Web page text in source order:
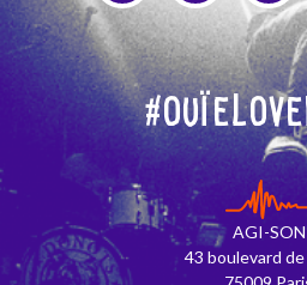
AGI-SON
43 boulevard